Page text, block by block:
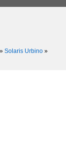
» Solaris Urbino »